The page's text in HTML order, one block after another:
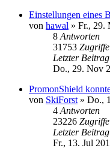
Einstellungen eines
von hawal » Fr., 29.
8 Antworten
31753 Zugriffe
Letzter Beitrag
Do., 29. Nov
PromonShield
von SkiForst » Do.,
4 Antworten
23226 Zugriffe
Letzter Beitrag
Fr., 13. Jul